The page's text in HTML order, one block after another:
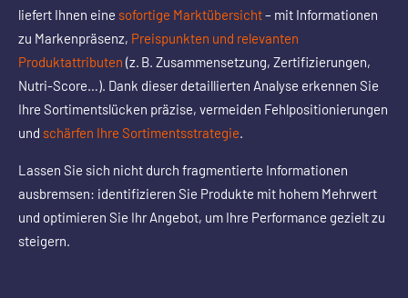
liefert Ihnen eine sofortige Marktübersicht– mit Informationen
zu Markenpräsenz, Preispunkten und relevanten
Produktattributen (z. B. Zusammensetzung, Zertifizierungen,
Nutri-Score…). Dank dieser detaillierten Analyse erkennen Sie
Ihre Sortimentslücken präzise, vermeiden Fehlpositionierungen
und schärfen Ihre Sortimentsstrategie.
Lassen Sie sich nicht durch fragmentierte Informationen
ausbremsen: identifizieren Sie Produkte mit hohem Mehrwert
und optimieren Sie Ihr Angebot, um Ihre Performance gezielt zu
steigern.